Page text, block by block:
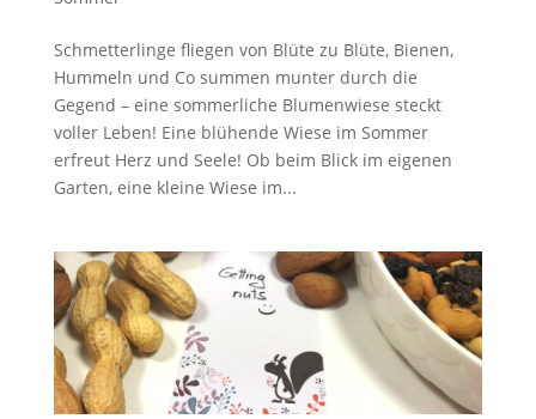
Schmetterlinge fliegen von Blüte zu Blüte, Bienen,
Hummeln und Co summen munter durch die
Gegend – eine sommerliche Blumenwiese steckt
voller Leben! Eine blühende Wiese im Sommer
erfreut Herz und Seele! Ob beim Blick im eigenen
Garten, eine kleine Wiese im...